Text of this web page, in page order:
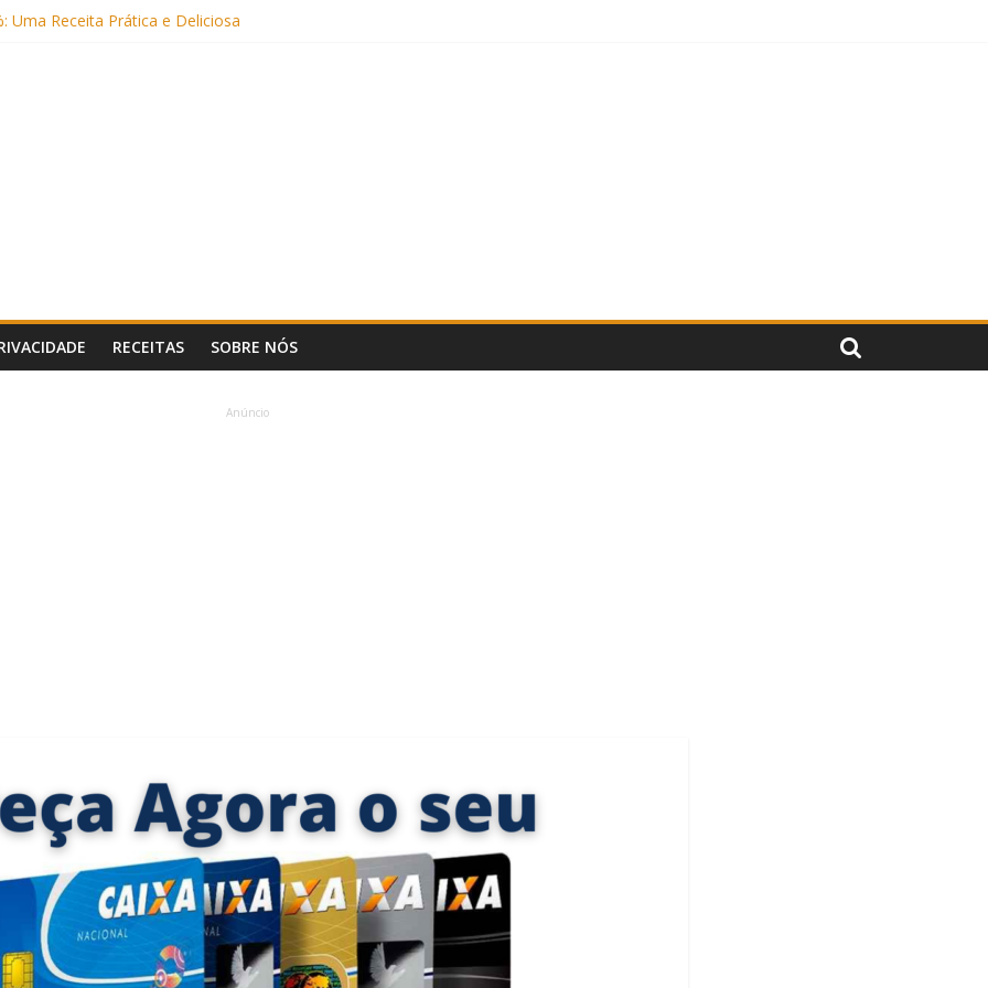
Uma Receita Prática e Deliciosa
e Boa para o Intestino
Alulose)
(Sem Forno, Fácil e Fofinho)
RECEITAS SOBRE NÓS
Anúncio